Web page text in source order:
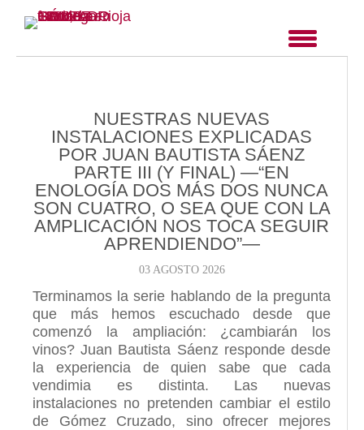
NUESTRAS NUEVAS
INSTALACIONES EXPLICADAS
POR JUAN BAUTISTA SÁENZ
PARTE III (Y FINAL) —“EN
ENOLOGÍA DOS MÁS DOS NUNCA
SON CUATRO, O SEA QUE CON LA
AMPLICACIÓN NOS TOCA SEGUIR
APRENDIENDO”—
03 AGOSTO 2026
Terminamos la serie hablando de la pregunta
que más hemos escuchado desde que
comenzó la ampliación: ¿cambiarán los
vinos? Juan Bautista Sáenz responde desde
la experiencia de quien sabe que cada
vendimia es distinta. Las nuevas
instalaciones no pretenden cambiar el estilo
de Gómez Cruzado, sino ofrecer mejores